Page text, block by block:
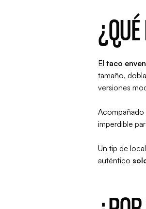
El taco
tamaño,
versiones
Acompañado
imperdible
Un tip de
auténtico